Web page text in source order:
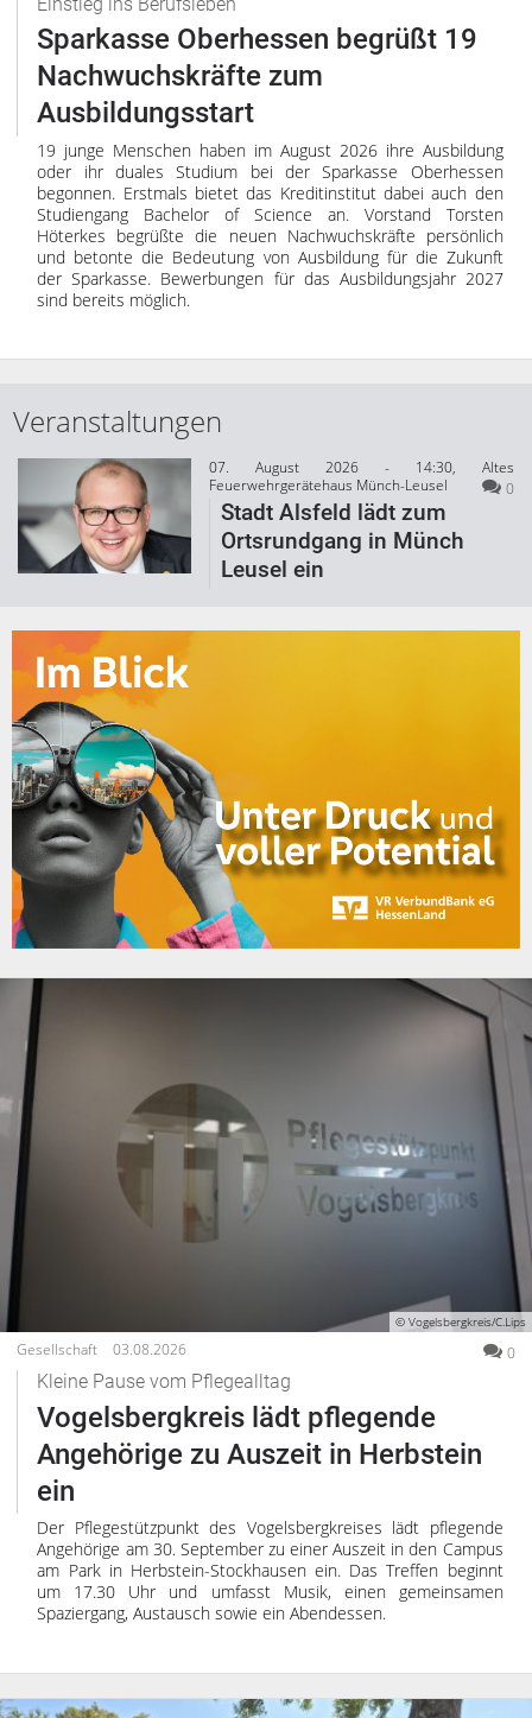
Sparkasse Oberhessen begrüßt 19
Nachwuchskräfte zum
Ausbildungsstart
19 junge Menschen haben im August 2026 ihre Ausbildung
oder ihr duales Studium bei der Sparkasse Oberhessen
begonnen. Erstmals bietet das Kreditinstitut dabei auch den
Studiengang Bachelor of Science an. Vorstand Torsten
Höterkes begrüßte die neuen Nachwuchskräfte persönlich
und betonte die Bedeutung von Ausbildung für die Zukunft
der Sparkasse. Bewerbungen für das Ausbildungsjahr 2027
sind bereits möglich.
Veranstaltungen
07. August 2026 - 14:30, Altes
Feuerwehrgerätehaus Münch-Leusel
0
Stadt Alsfeld lädt zum
Ortsrundgang in Münch
Leusel ein
© Vogelsbergkreis/C.Lips
Gesellschaft 03.08.2026 0
Kleine Pause vom Pflegealltag
Vogelsbergkreis lädt pflegende
Angehörige zu Auszeit in Herbstein
ein
Der Pflegestützpunkt des Vogelsbergkreises lädt pflegende
Angehörige am 30. September zu einer Auszeit in den Campus
am Park in Herbstein-Stockhausen ein. Das Treffen beginnt
um 17.30 Uhr und umfasst Musik, einen gemeinsamen
Spaziergang, Austausch sowie ein Abendessen.